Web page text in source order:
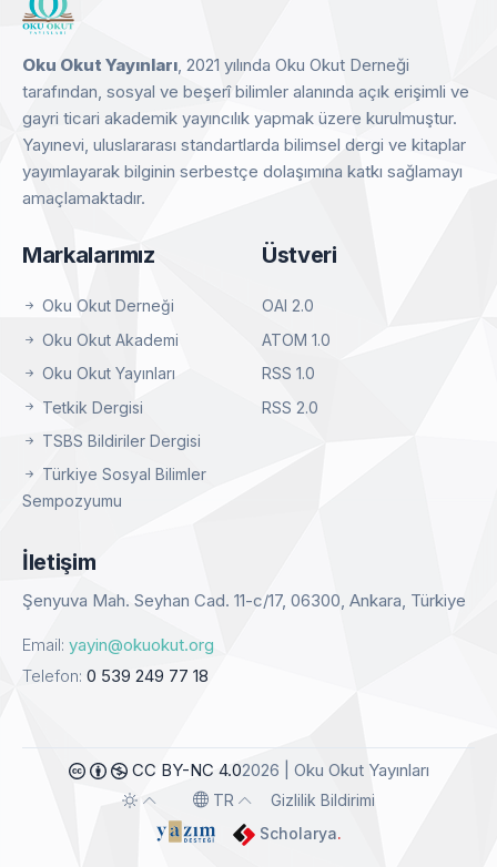
Oku Okut Yayınları, 2021 yılında Oku Okut Derneği
tarafından, sosyal ve beşerî bilimler alanında açık erişimli ve
gayri ticari akademik yayıncılık yapmak üzere kurulmuştur.
Yayınevi, uluslararası standartlarda bilimsel dergi ve kitaplar
yayımlayarak bilginin serbestçe dolaşımına katkı sağlamayı
amaçlamaktadır.
Markalarımız
Oku Okut Derneği
Oku Okut Akademi
Oku Okut Yayınları
Tetkik Dergisi
TSBS Bildiriler Dergisi
Türkiye Sosyal Bilimler
Sempozyumu
Üstveri
OAI 2.0
ATOM 1.0
RSS 1.0
RSS 2.0
İletişim
Şenyuva Mah. Seyhan Cad. 11-c/17, 06300, Ankara, Türkiye
Email: yayin@okuokut.org
Telefon: 0 539 249 77 18
CC BY-NC 4.02026 | Oku Okut Yayınları
Toggle theme
TR
Toggle language
Gizlilik Bildirimi
Scholarya.